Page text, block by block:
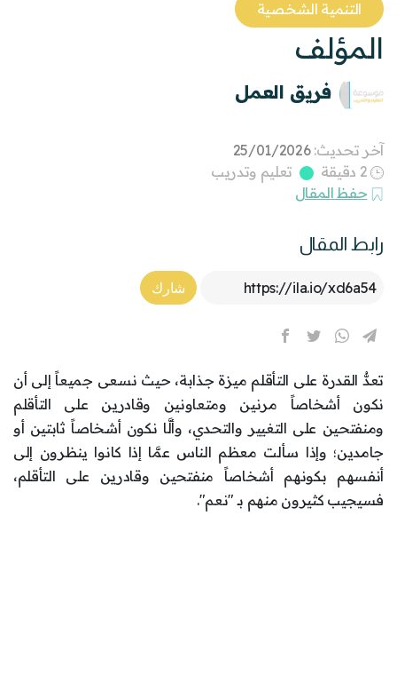
التنمية الشخصية
المؤلف
فريق العمل
آخر تحديث:25/01/2026
2 دقيقة
تعليم وتدريب
حفظ المقال
رابط المقال
Article Link
شارك
تعدُّ القدرة على التأقلم ميزة جذابة، حيث نسعى جميعاً إلى أن
نكون أشخاصاً مرنين ومتعاونين وقادرين على التأقلم
ومنفتحين على التغيير والتحدي، وألَّا نكون أشخاصاً ثابتين أو
جامدين؛ وإذا سألت معظم الناس عمَّا إذا كانوا ينظرون إلى
أنفسهم بكونهم أشخاصاً منفتحين وقادرين على التأقلم،
فسيجيب كثيرون منهم بـ "نعم".